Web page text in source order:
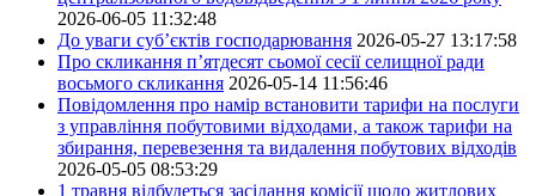
2026-06-05 11:32:48
До уваги суб’єктів господарювання 2026-05-27 13:17:58
Про скликання п’ятдесят сьомої сесії селищної ради
восьмого скликання 2026-05-14 11:56:46
Повідомлення про намір встановити тарифи на послуги
з управління побутовими відходами, а також тарифи на
збирання, перевезення та видалення побутових відходів
2026-05-05 08:53:29
1 травня відбудеться засідання комісії щодо житлових